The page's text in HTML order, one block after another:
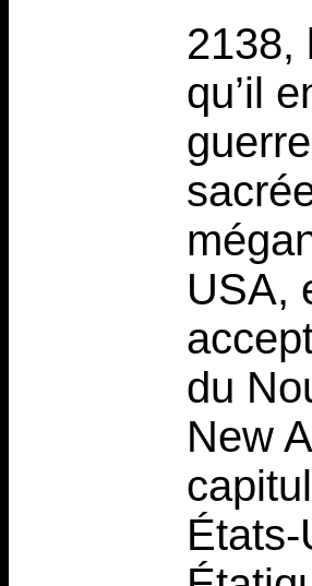
2138,
qu’il
USA,
du
New